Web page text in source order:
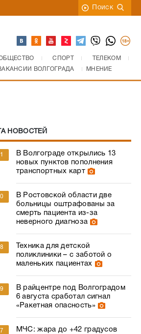
Поиск
СПОРТ
ТЕЛЕКОМ
ВОЛГОГРАДА МНЕНИЕ
НОВОСТЕЙ
В Волгограде открылись 13
новых пунктов пополнения
транспортных карт
В Ростовской области две
больницы оштрафованы за
смерть пациента из-за
неверного диагноза
Техника для детской
поликлиники – с заботой о
маленьких пациентах
В райцентре под Волгоградом
6 августа сработал сигнал
«Ракетная опасность»
МЧС: жара до +42 градусов